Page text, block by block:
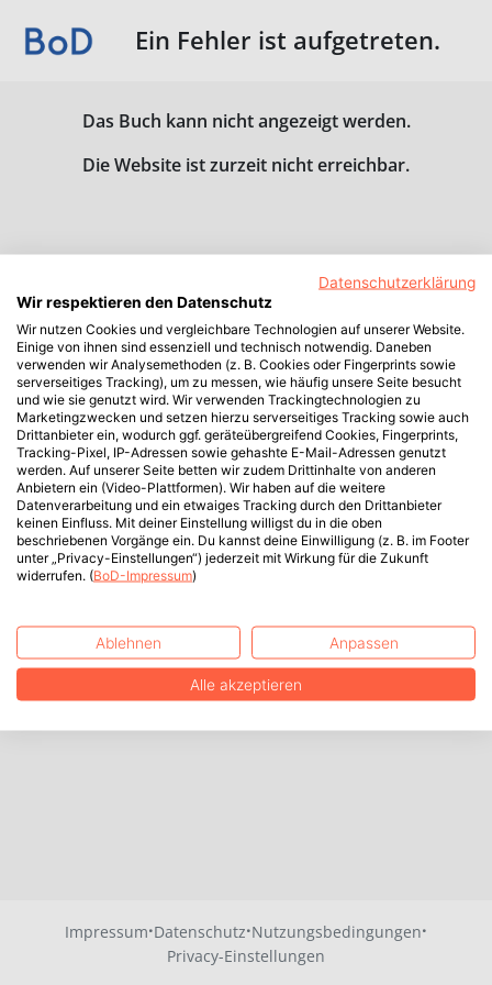
Ein Fehler ist aufgetreten.
Das Buch kann nicht angezeigt werden.
Die Website ist zurzeit nicht erreichbar.
Impressum·Datenschutz·Nutzungsbedingungen·
Privacy-Einstellungen
Datenschutzerklärung
Wir respektieren den Datenschutz
Wir nutzen Cookies und vergleichbare Technologien auf unserer Website.
Einige von ihnen sind essenziell und technisch notwendig. Daneben
verwenden wir Analysemethoden (z. B. Cookies oder Fingerprints sowie
serverseitiges Tracking), um zu messen, wie häufig unsere Seite besucht
und wie sie genutzt wird. Wir verwenden Trackingtechnologien zu
Marketingzwecken und setzen hierzu serverseitiges Tracking sowie auch
Drittanbieter ein, wodurch ggf. geräteübergreifend Cookies, Fingerprints,
Tracking-Pixel, IP-Adressen sowie gehashte E-Mail-Adressen genutzt
werden. Auf unserer Seite betten wir zudem Drittinhalte von anderen
Anbietern ein (Video-Plattformen). Wir haben auf die weitere
Datenverarbeitung und ein etwaiges Tracking durch den Drittanbieter
keinen Einfluss. Mit deiner Einstellung willigst du in die oben
beschriebenen Vorgänge ein. Du kannst deine Einwilligung (z. B. im Footer
unter „Privacy-Einstellungen“) jederzeit mit Wirkung für die Zukunft
widerrufen. (BoD-Impressum)
Ablehnen Anpassen
Alle akzeptieren